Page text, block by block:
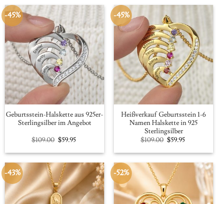
-45%
Geburtsstein-Halskette aus 925er-
Sterlingsilber im Angebot
$109.00 Original
price
was:
$59.95Current
is:
-45%
Heißverkauf Geburtsstein 1-6
Namen Halskette in 925
Sterlingsilber
$109.00 Original
price
was:
$59.95Current
is:
-43% -52%